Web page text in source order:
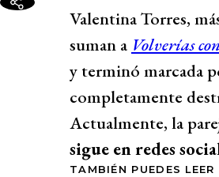
Los ex participantes
Nicolás Solabarrieta,
marcada por
ingeniero comercial,
artista visual. Tras
exposición
confianza y el
Valentina Torres,
suman a Volverías
y terminó marcada
completamente
Actualmente, la
sigue en redes
TAMBIÉN PUEDES LEER